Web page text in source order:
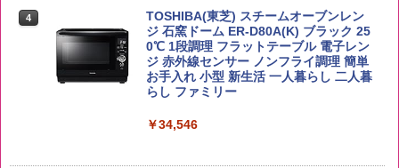
￥3,274
白州 Story of the Distillery 2026 化粧箱
入 700ml
￥20,000
5
カップヌードル カップヌードルPRO し
ょうゆ 高たんぱく&低糖質 さらに塩分控
えめ 75g×12個
￥3,103
4
TOSHIBA(東芝) スチームオーブンレン
ジ 石窯ドーム ER-D80A(K) ブラック 25
0℃ 1段調理 フラットテーブル 電子レン
ジ 赤外線センサー ノンフライ調理 簡単
お手入れ 小型 新生活 一人暮らし 二人暮
らし ファミリー
￥34,546